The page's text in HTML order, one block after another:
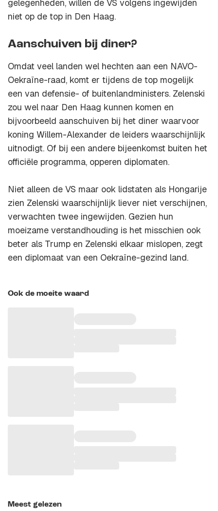
gelegenheden, willen de VS volgens ingewijden
niet op de top in Den Haag.
Aanschuiven bij diner?
Omdat veel landen wel hechten aan een NAVO-
Oekraïne-raad, komt er tijdens de top mogelijk
een van defensie- of buitenlandministers. Zelenski
zou wel naar Den Haag kunnen komen en
bijvoorbeeld aanschuiven bij het diner waarvoor
koning Willem-Alexander de leiders waarschijnlijk
uitnodigt. Of bij een andere bijeenkomst buiten het
officiële programma, opperen diplomaten.
Niet alleen de VS maar ook lidstaten als Hongarije
zien Zelenski waarschijnlijk liever niet verschijnen,
verwachten twee ingewijden. Gezien hun
moeizame verstandhouding is het misschien ook
beter als Trump en Zelenski elkaar mislopen, zegt
een diplomaat van een Oekraïne-gezind land.
Ook de moeite waard
Meest gelezen